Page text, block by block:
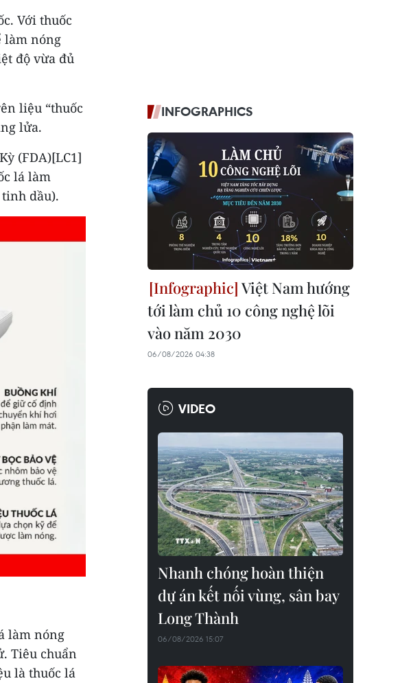
Với thuốc
làm nóng
độ vừa đủ
liệu “thuốc
lửa.
(FDA)[LC1]
lá làm
dầu).
làm nóng
Tiêu chuẩn
là thuốc lá
INFOGRAPHICS
Việt Nam hướng
tới làm chủ 10 công nghệ lõi
vào năm 2030
06/08/2026 04:38
VIDEO
Nhanh chóng hoàn thiện
dự án kết nối vùng, sân bay
Long Thành
06/08/2026 15:07